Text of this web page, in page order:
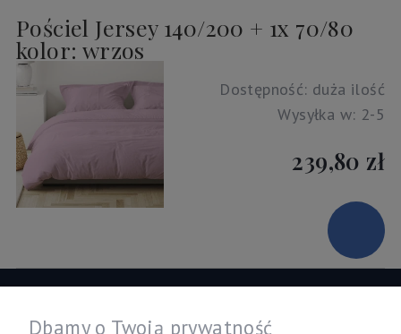
Pościel Jersey 140/200 + 1x 70/80
kolor: wrzos
Dostępność: duża ilość
Wysyłka w: 2-5
239,80 zł
Dbamy o Twoją prywatność